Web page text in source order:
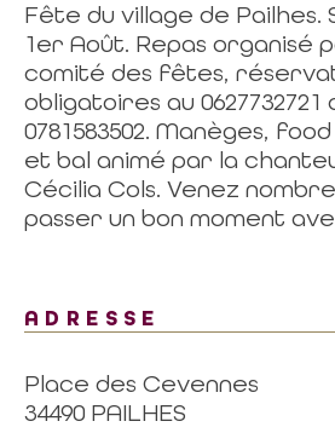
Fête du village de Pailhes.
1er Août. Repas organisé
comité des fêtes,
obligatoires au 0627732721
0781583502. Manèges,
et bal animé par la
Cécilia Cols. Venez
passer un bon moment
ADRESSE
Place des Cevennes
34490 PAILHES